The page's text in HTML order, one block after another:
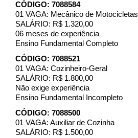
CÓDIGO: 7088584
01 VAGA: Mecânico de Motocicletas
SALÁRIO: R$ 1.320,00
06 meses de experiência
Ensino Fundamental Completo
CÓDIGO: 7088521
01 VAGA: Cozinheiro-Geral
SALÁRIO: R$ 1.800,00
Não exige experiência
Ensino Fundamental Incompleto
CÓDIGO: 7088500
01 VAGA: Auxiliar de Cozinha
SALÁRIO: R$ 1.500,00